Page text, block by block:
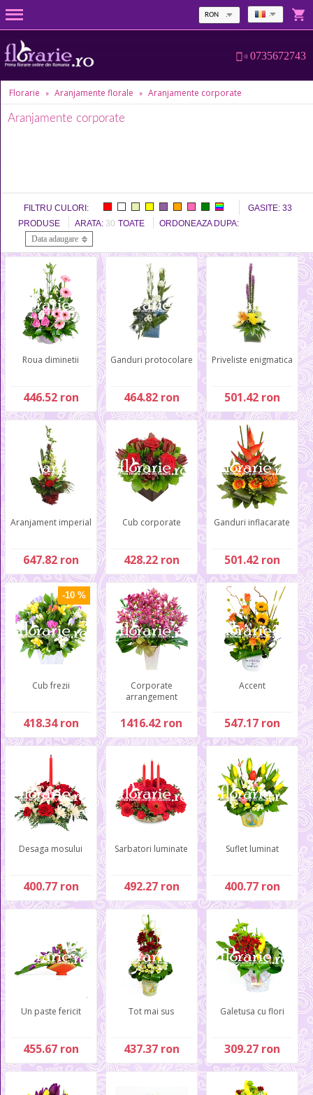
RON
0735672743
Florarie » Aranjamente florale » Aranjamente corporate
Aranjamente corporate
FILTRU CULORI: GASITE: 33
PRODUSE
ARATA: 30 TOATE
ORDONEAZA DUPA:
Data adaugare
Roua diminetii
446.52 ron
Ganduri protocolare
464.82 ron
Priveliste enigmatica
501.42 ron
Aranjament imperial
647.82 ron
Cub corporate
428.22 ron
Ganduri inflacarate
501.42 ron
-10 %
Cub frezii
418.34 ron
Corporate
arrangement
1416.42 ron
Accent
547.17 ron
Desaga mosului
400.77 ron
Sarbatori luminate
492.27 ron
Suflet luminat
400.77 ron
Un paste fericit
455.67 ron
Tot mai sus
437.37 ron
Galetusa cu flori
309.27 ron